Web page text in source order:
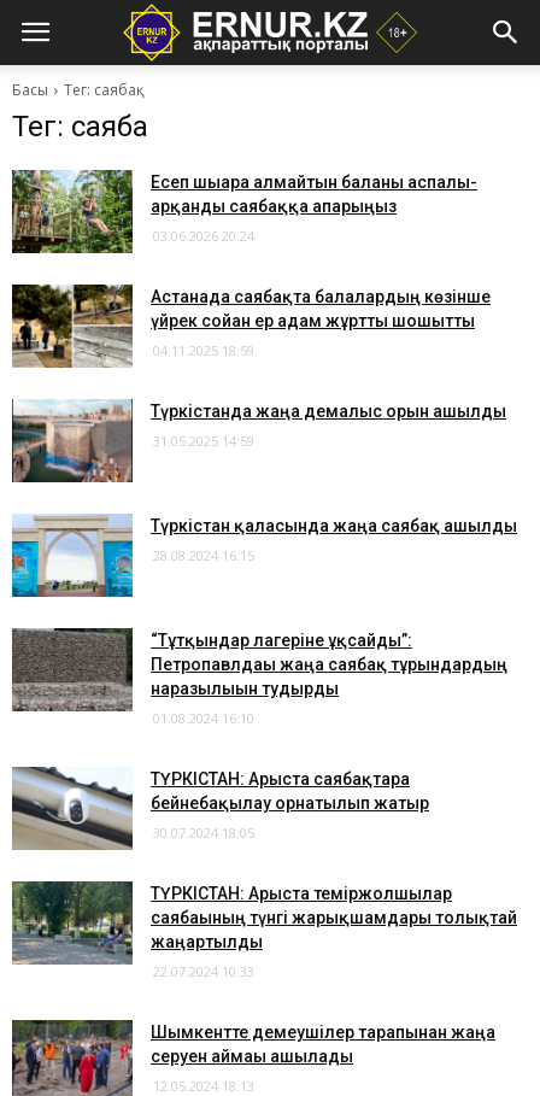
Басы Тег: саябақ
Тег: саябақ
Есеп шығара алмайтын баланы аспалы-
арқанды саябаққа апарыңыз
03.06.2026 20:24
Астанада саябақта балалардың көзінше
үйрек сойған ер адам жұртты шошытты
04.11.2025 18:59
​Түркістанда жаңа демалыс орын ашылды
31.05.2025 14:59
Түркістан қаласында жаңа саябақ ашылды
28.08.2024 16:15
“Тұтқындар лагеріне ұқсайды”:
Петропавлдағы жаңа саябақ тұрғындардың
наразылығын тудырды
01.08.2024 16:10
ТҮРКІСТАН: Арыста саябақтарға
бейнебақылау орнатылып жатыр
30.07.2024 18:05
ТҮРКІСТАН: Арыста теміржолшылар
саябағының түнгі жарықшамдары толықтай
жаңартылды
22.07.2024 10:33
​Шымкентте демеушілер тарапынан жаңа
серуен аймағы ашылады
12.05.2024 18:13